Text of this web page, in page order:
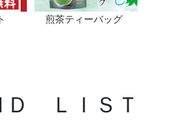
セット 煎茶ティーバッグ
Ｄ ＬＩＳＴ